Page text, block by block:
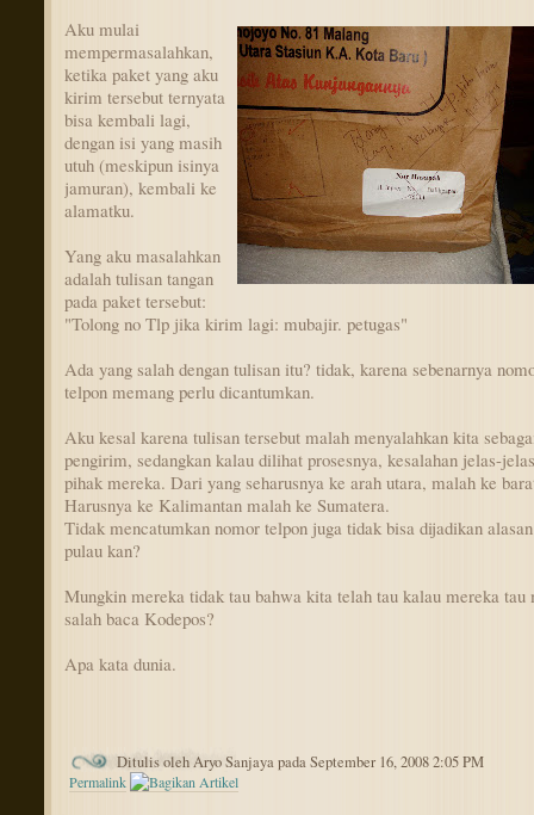
Aku mulai
mempermasalahkan,
ketika paket yang aku
kirim tersebut ternyata
bisa kembali lagi,
dengan isi yang masih
utuh (meskipun isinya
jamuran), kembali ke
alamatku.
Yang aku masalahkan
adalah tulisan tangan
pada paket tersebut:
"Tolong no Tlp jika kirim lagi: mubajir. petugas"
Ada yang salah dengan tulisan itu? tidak, karena sebenarnya
telpon memang perlu dicantumkan.
Aku kesal karena tulisan tersebut malah menyalahkan kita
pengirim, sedangkan kalau dilihat prosesnya, kesalahan jelas-
pihak mereka. Dari yang seharusnya ke arah utara, malah ke
Harusnya ke Kalimantan malah ke Sumatera.
Tidak mencatumkan nomor telpon juga tidak bisa dijadikan
pulau kan?
Mungkin mereka tidak tau bahwa kita telah tau kalau mereka tau
salah baca Kodepos?
Apa kata dunia.
Ditulis oleh Aryo Sanjaya pada September 16, 2008 2:05 PM
Permalink